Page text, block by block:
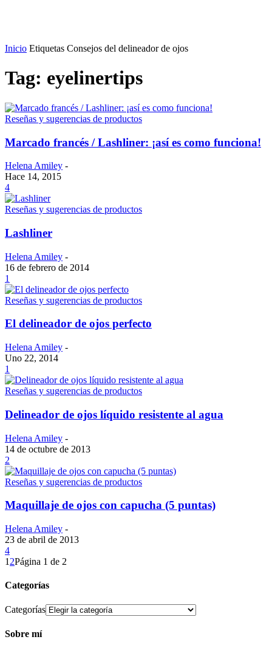
Inicio Etiquetas Consejos del delineador de ojos
Tag: eyelinertips
Reseñas y sugerencias de productos
Marcado francés / Lashliner: ¡así es como funciona!
Helena Amiley -
Hace 14, 2015
4
Reseñas y sugerencias de productos
Lashliner
Helena Amiley -
16 de febrero de 2014
1
Reseñas y sugerencias de productos
El delineador de ojos perfecto
Helena Amiley -
Uno 22, 2014
1
Reseñas y sugerencias de productos
Delineador de ojos líquido resistente al agua
Helena Amiley -
14 de octubre de 2013
2
Reseñas y sugerencias de productos
Maquillaje de ojos con capucha (5 puntas)
Helena Amiley -
23 de abril de 2013
4
1 2Página 1 de 2
Categorías
Categorías
Sobre mí